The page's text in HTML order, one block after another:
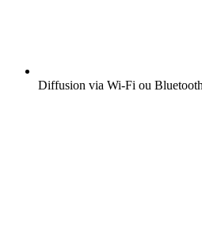
Diffusion via Wi-Fi ou Bluetooth